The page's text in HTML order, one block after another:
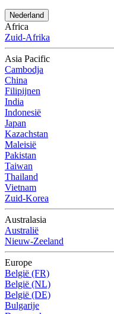
Nederland
Africa
Zuid-Afrika
Asia Pacific
Cambodja
China
Filipijnen
India
Indonesië
Japan
Kazachstan
Maleisië
Pakistan
Taiwan
Thailand
Vietnam
Zuid-Korea
Australasia
Australië
Nieuw-Zeeland
Europe
België (FR)
België (NL)
België (DE)
Bulgarije